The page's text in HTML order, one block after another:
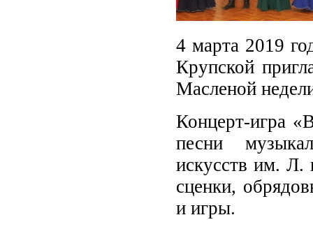
4 марта 2019
Крупской
Масленой
Концерт-игра
песни
искусств им. Л.
сценки,
и игры.